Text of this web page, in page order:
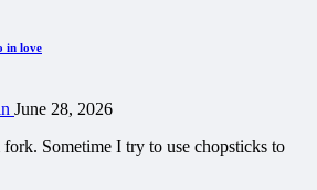
in love
June 28, 2026
Sometime I try to use chopsticks to